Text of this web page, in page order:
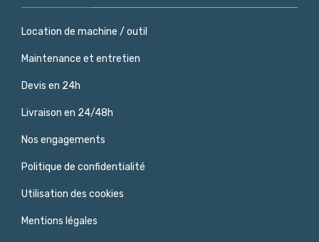
Location de machine / outil
Maintenance et entretien
Devis en 24h
Livraison en 24/48h
Nos engagements
Politique de confidentialité
Utilisation des cookies
Mentions légales